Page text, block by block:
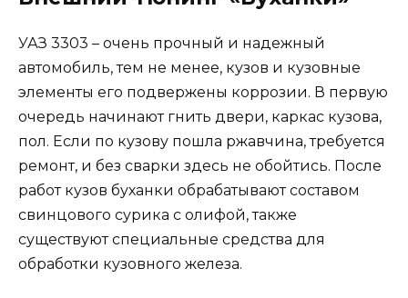
УАЗ 3303 – очень прочный и надежный
автомобиль, тем не менее, кузов и кузовные
элементы его подвержены коррозии. В первую
очередь начинают гнить двери, каркас кузова,
пол. Если по кузову пошла ржавчина, требуется
ремонт, и без сварки здесь не обойтись. После
работ кузов буханки обрабатывают составом
свинцового сурика с олифой, также
существуют специальные средства для
обработки кузовного железа.